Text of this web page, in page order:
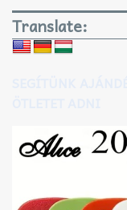
Translate: